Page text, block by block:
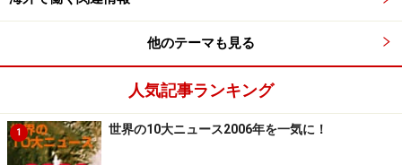
使われる言葉です。
類義語としては、ほかにも、
●Don't get me wrong.
●Please don't take offence.
といった表現でも、「悪くとらないで」「悪く思わない
他のテーマも見る
人気記事ランキング
1 世界の10大ニュース2006年を一気に！